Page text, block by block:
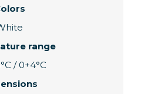
range
/ 0+4°C